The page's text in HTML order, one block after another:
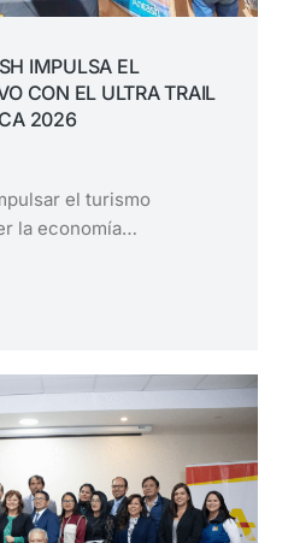
IMPULSA EL
CON EL ULTRA TRAIL
2026
el turismo
la economía…